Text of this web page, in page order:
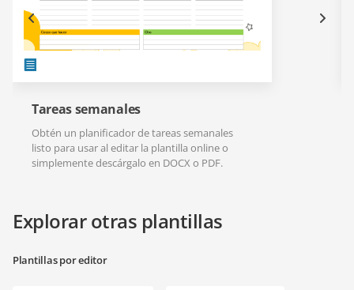
Tareas semanales
Obtén un planificador de tareas semanales
listo para usar al editar la plantilla online o
simplemente descárgalo en DOCX o PDF.
Explorar otras plantillas
Plantillas por editor